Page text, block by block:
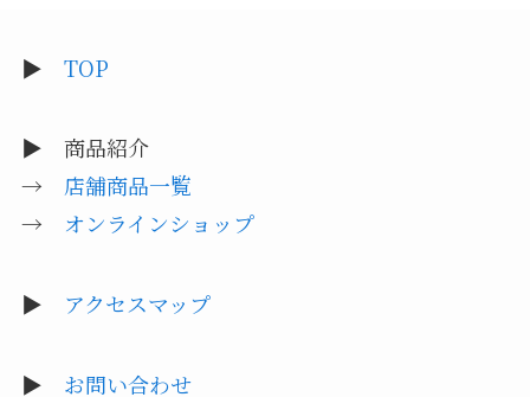
▶︎ TOP
▶︎ 商品紹介
→ 店舗商品一覧
→ オンラインショップ
▶︎ アクセスマップ
▶︎ お問い合わせ